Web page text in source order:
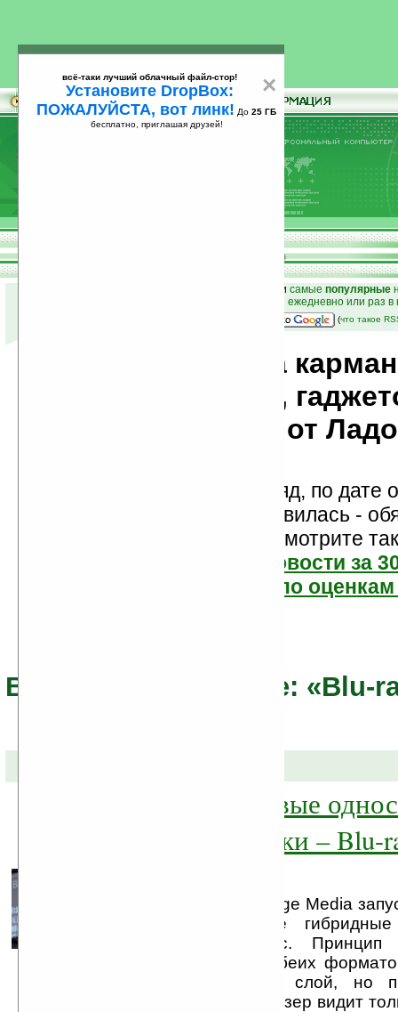
25
и самые популярные
на email ежедневно или раз
(что такое
Новости мира
компьютеров,
мобильности от
Новости показаны подряд, по дате
Если новость вам понравилась -
проголосуйте! Посмотрите
самые читаемые новости за
самые лучшие новости по оценкам
Все новости по теме: «Blu-
В продаже первые
гибридные диски – Blu-
Компания Infinity Storage Media
первые однослойные
ray/DVD Hybrid Disc. Принцип
цифровые сигналы обеих
на один и тот же слой, но
информации синий лазер видит
×
всё-таки лучший облачный файл-стор!
Установите DropBox:
ПОЖАЛУЙСТА, вот линк! До 25 ГБ
бесплатно, приглашая друзей!